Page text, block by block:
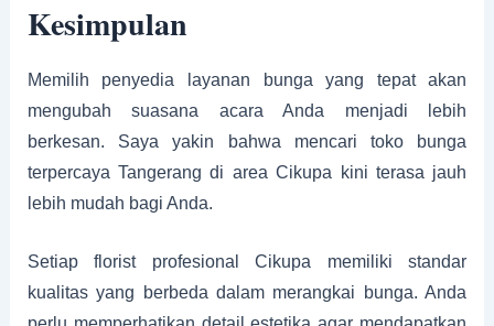
Kesimpulan
Memilih penyedia layanan bunga yang tepat akan
mengubah suasana acara Anda menjadi lebih
berkesan. Saya yakin bahwa mencari toko bunga
terpercaya Tangerang di area Cikupa kini terasa jauh
lebih mudah bagi Anda.
Setiap florist profesional Cikupa memiliki standar
kualitas yang berbeda dalam merangkai bunga. Anda